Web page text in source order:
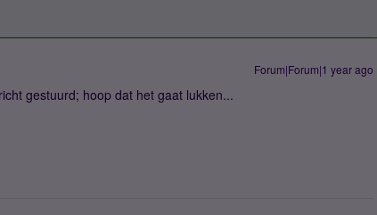
Forum|Forum|1 year ago
gestuurd; hoop dat het gaat lukken...